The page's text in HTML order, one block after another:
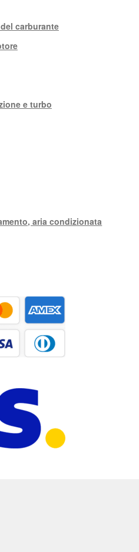
carburante
e turbo
aria condizionata